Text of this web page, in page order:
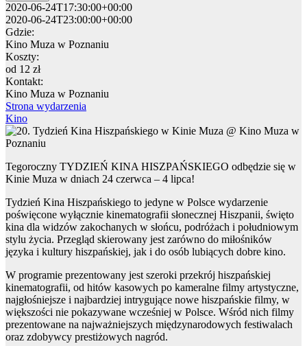
2020-06-24T17:30:00+00:00
2020-06-24T23:00:00+00:00
Gdzie:
Kino Muza w Poznaniu
Koszty:
od 12 zł
Kontakt:
Kino Muza w Poznaniu
Strona wydarzenia
Kino
Tegoroczny TYDZIEŃ KINA HISZPAŃSKIEGO odbędzie się w
Kinie Muza w dniach 24 czerwca – 4 lipca!
Tydzień Kina Hiszpańskiego to jedyne w Polsce wydarzenie
poświęcone wyłącznie kinematografii słonecznej Hiszpanii, święto
kina dla widzów zakochanych w słońcu, podróżach i południowym
stylu życia. Przegląd skierowany jest zarówno do miłośników
języka i kultury hiszpańskiej, jak i do osób lubiących dobre kino.
W programie prezentowany jest szeroki przekrój hiszpańskiej
kinematografii, od hitów kasowych po kameralne filmy artystyczne,
najgłośniejsze i najbardziej intrygujące nowe hiszpańskie filmy, w
większości nie pokazywane wcześniej w Polsce. Wśród nich filmy
prezentowane na najważniejszych międzynarodowych festiwalach
oraz zdobywcy prestiżowych nagród.